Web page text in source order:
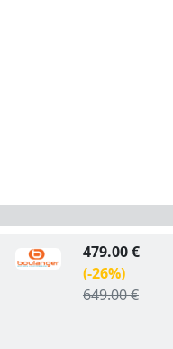
479.00 €
(-26%)
649.00 €